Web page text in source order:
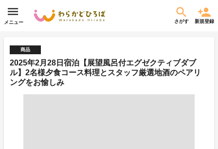
メニュー さがす 新規登録
商品
2025年2月28日宿泊【展望風呂付エグゼクティブダブ
ル】2名様夕食コース料理とスタッフ厳選地酒のペアリ
ングをお愉しみ